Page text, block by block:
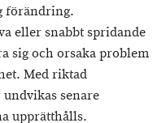
förändring.
eller snabbt spridande
sig och orsaka problem
Med riktad
senare
upprätthålls.